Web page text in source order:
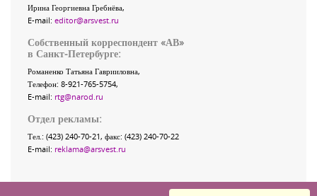
Ирина Георгиевна Гребнёва,
E-mail: editor@arsvest.ru
Собственный корреспондент «АВ»
в Санкт-Петербурге:
Романенко Татьяна Гаврииловна,
Телефон: 8-921-765-5754,
E-mail: rtg@narod.ru
Отдел рекламы:
Тел.: (423) 240-70-21, факс: (423) 240-70-22
E-mail: reklama@arsvest.ru